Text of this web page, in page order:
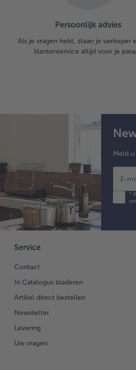
Persoonlijk advies
Als je vragen hebt, staan je verkoper
klantenservice altijd voor je
Meld
E-
*
Service
Contact
In Catalogus bladeren
Artikel direct bestellen
Newsletter
Levering
Uw vragen